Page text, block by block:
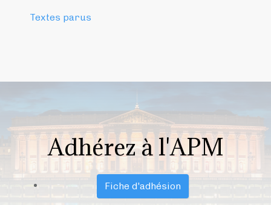
Textes parus
Adhérez à l'APM
Fiche d'adhésion